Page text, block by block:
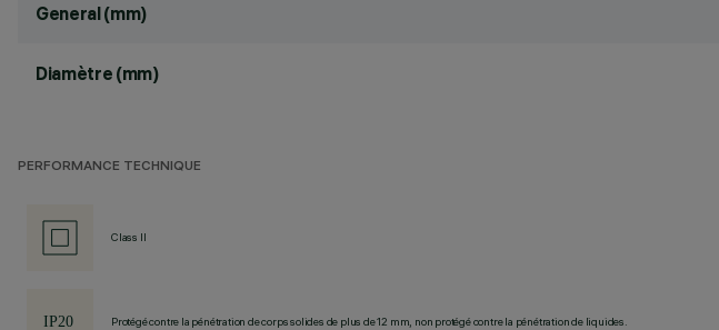
General (mm)
Diamètre (mm)
PERFORMANCE TECHNIQUE
Class II
Protégé contre la pénétration de corps solides de plus de 12 mm, non protégé contre la pénétration de liquides.